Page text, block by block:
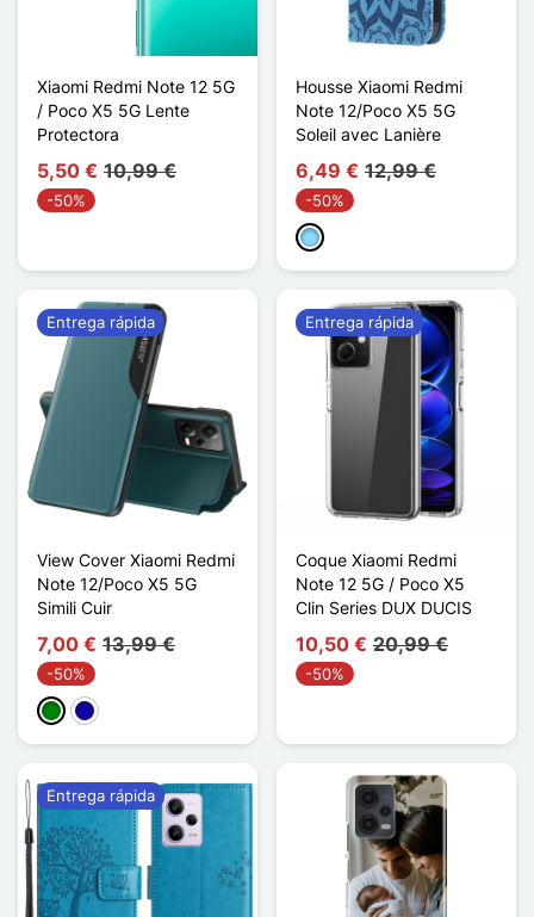
Xiaomi Redmi Note 12 5G
/ Poco X5 5G Lente
Protectora
5,50 € 10,99 €
-50%
Housse Xiaomi Redmi
Note 12/Poco X5 5G
Soleil avec Lanière
6,49 € 12,99 €
-50%
Azul claro
View Cover Xiaomi Redmi
Note 12/Poco X5 5G
Simili Cuir
7,00 € 13,99 €
-50%
VerdeAzul oscuro
Entrega rápida
Coque Xiaomi Redmi
Note 12 5G / Poco X5
Clin Series DUX DUCIS
10,50 € 20,99 €
-50%
Entrega rápida
Entrega rápida